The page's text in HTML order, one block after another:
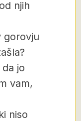
njih
gorovju
jo
vam,
niso